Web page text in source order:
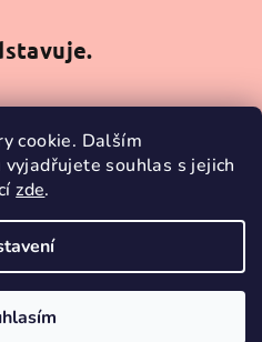
cookie. Dalším
souhlas s jejich
zde.